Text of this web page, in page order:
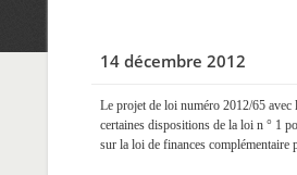
14 décembre 2012
Le projet de loi numéro 2012/65 avec
certaines dispositions de la loi n ° 1
sur la loi de finances complémentaire